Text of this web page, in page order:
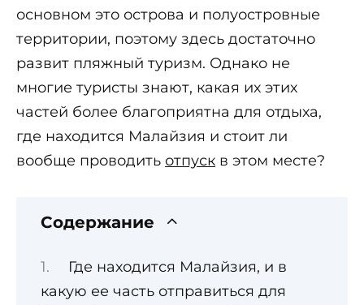
основном это острова и полуостровные
территории, поэтому здесь достаточно
развит пляжный туризм. Однако не
многие туристы знают, какая их этих
частей более благоприятна для отдыха,
где находится Малайзия и стоит ли
вообще проводить отпуск в этом месте?
Содержание
Где находится Малайзия, и в
какую ее часть отправиться для